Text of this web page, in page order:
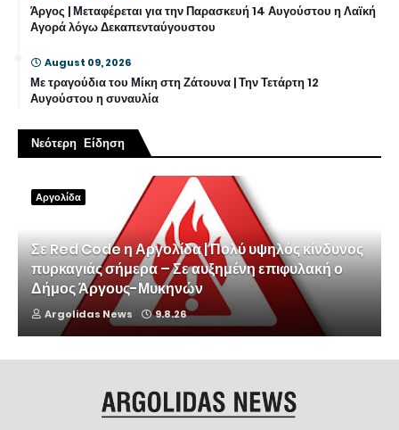
Άργος | Μεταφέρεται για την Παρασκευή 14 Αυγούστου η Λαϊκή
Αγορά λόγω Δεκαπενταύγουστου
August 09, 2026
Με τραγούδια του Μίκη στη Ζάτουνα | Την Τετάρτη 12
Αυγούστου η συναυλία
Νεότερη Είδηση
Αργολίδα
Σε Red Code η Αργολίδα | Πολύ υψηλός κίνδυνος
πυρκαγιάς σήμερα – Σε αυξημένη επιφυλακή ο
Δήμος Άργους-Μυκηνών
Argolidas News 9.8.26